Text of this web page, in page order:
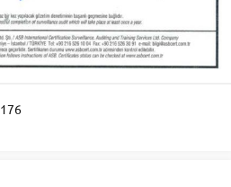
176